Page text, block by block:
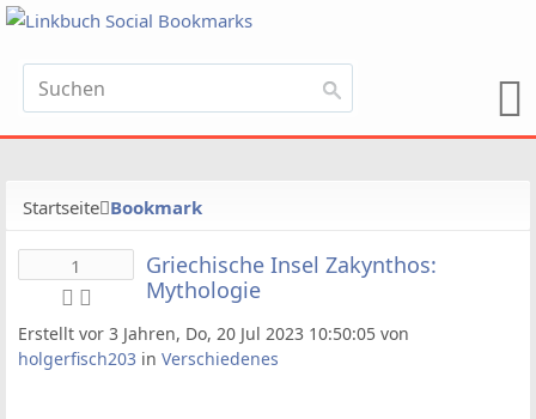
Startseite Bookmark
1
Griechische Insel Zakynthos:
Mythologie
Erstellt vor 3 Jahren, Do, 20 Jul 2023 10:50:05 von
holgerfisch203 in Verschiedenes